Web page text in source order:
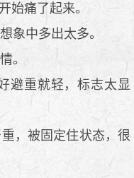
始痛了起来。
象中多出太多。
。
避重就轻，标志太显
，被固定住状态，很